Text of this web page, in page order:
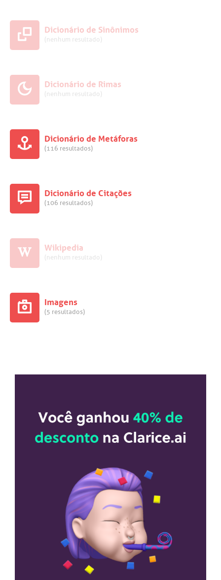
Dicionário de Sinônimos
(nenhum resultado)
Dicionário de Rimas
(nenhum resultado)
Dicionário de Metáforas
(116 resultados)
Dicionário de Citações
(106 resultados)
Wikipedia
(nenhum resultado)
Imagens
(5 resultados)